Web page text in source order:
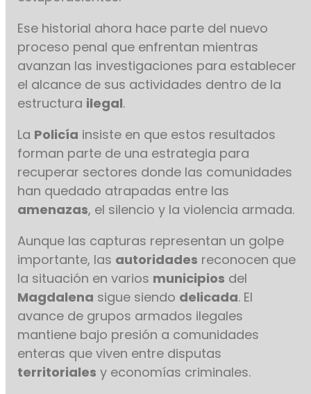
Ese historial ahora hace parte del nuevo
proceso penal que enfrentan mientras
avanzan las investigaciones para establecer
el alcance de sus actividades dentro de la
estructura ilegal.
La Policía insiste en que estos resultados
forman parte de una estrategia para
recuperar sectores donde las comunidades
han quedado atrapadas entre las
amenazas, el silencio y la violencia armada.
Aunque las capturas representan un golpe
importante, las autoridades reconocen que
la situación en varios municipios del
Magdalena sigue siendo delicada. El
avance de grupos armados ilegales
mantiene bajo presión a comunidades
enteras que viven entre disputas
territoriales y economías criminales.